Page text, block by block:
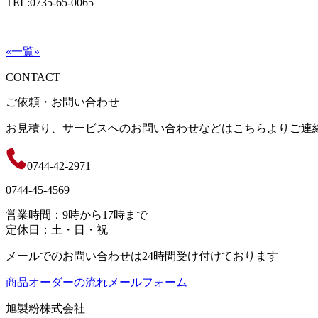
«一覧»
CONTACT
ご依頼・お問い合わせ
お見積り、サービスへのお問い合わせなどはこちらよりご連
0744-42-2971
0744-45-4569
営業時間：9時から17時まで
定休日：土・日・祝
メールでのお問い合わせは24時間受け付けております
商品オーダーの流れ メールフォーム
旭製粉株式会社